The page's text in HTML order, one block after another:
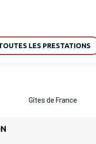
LES PRESTATIONS
PRESTATIONS
Gîtes de France